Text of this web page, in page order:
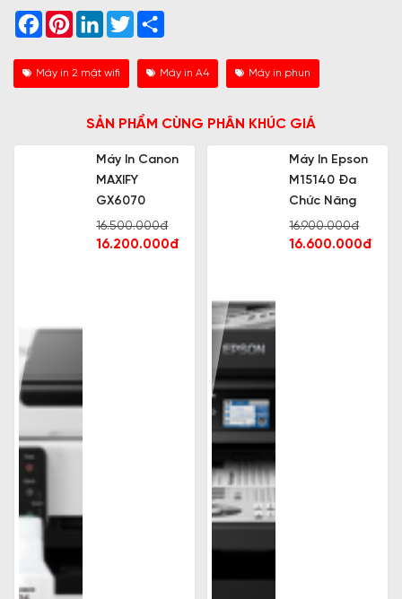
Facebook
PinterestLinkedInTwitter
Máy in 2 mặt wifi Máy in A4 Máy in phun
SẢN PHẨM CÙNG PHÂN KHÚC GIÁ
Máy In Canon
MAXIFY
GX6070
16.500.000đ
16.200.000đ
Máy In Epson
M15140 Đa
Chức Năng
16.900.000đ
16.600.000đ